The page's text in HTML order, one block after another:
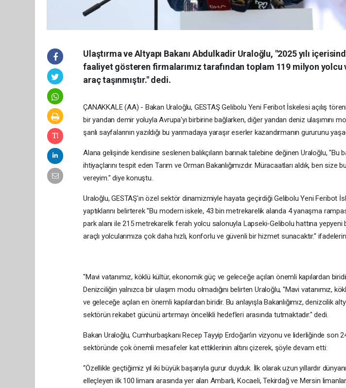
Ulaştırma ve Altyapı Bakanı Abdulkadir Uraloğlu, "2025 yılı
faaliyet gösteren firmalarımız tarafından toplam 119 milyon yolcu
araç taşınmıştır." dedi.
ÇANAKKALE (AA) - Bakan Uraloğlu, GESTAŞ Gelibolu Yeni Feribot İskelesi açılış
bir yandan demir yoluyla Avrupa'yı birbirine bağlarken, diğer yandan deniz ulaşımını
şanlı sayfalarının yazıldığı bu yarımadaya yaraşır eserler kazandırmanın gururunu
Alana gelişinde kendisine seslenen balıkçıların barınak talebine değinen Uraloğlu, "Bu
ihtiyaçlarını tespit eden Tarım ve Orman Bakanlığımızdır. Müracaatları aldık, ben size
vereyim." diye konuştu.
Uraloğlu, GESTAŞ'ın özel sektör dinamizmiyle hayata geçirdiği Gelibolu Yeni Feribot
yaptıklarını belirterek "Bu modern iskele, 43 bin metrekarelik alanda 4 yanaşma
park alanı ile 215 metrekarelik ferah yolcu salonuyla Lapseki-Gelibolu hattına yepyeni
araçlı yolcularımıza çok daha hızlı, konforlu ve güvenli bir hizmet sunacaktır."
"Mavi vatanımız, köklü kültür, ekonomik güç ve geleceğe açılan önemli kapılardan
Denizciliğin yalnızca bir ulaşım modu olmadığını belirten Uraloğlu, "Mavi vatanımız,
ve geleceğe açılan en önemli kapılardan biridir. Bu anlayışla Bakanlığımız, denizcilik
sektörün rekabet gücünü artırmayı öncelikli hedefleri arasında tutmaktadır." dedi.
Bakan Uraloğlu, Cumhurbaşkanı Recep Tayyip Erdoğan'ın vizyonu ve liderliğinde son
sektöründe çok önemli mesafeler kat ettiklerinin altını çizerek, şöyle devam etti:
“Özellikle geçtiğimiz yıl iki büyük başarıyla gurur duyduk. İlk olarak uzun yıllardır
elleçleyen ilk 100 limanı arasında yer alan Ambarlı, Kocaeli, Tekirdağ ve Mersin